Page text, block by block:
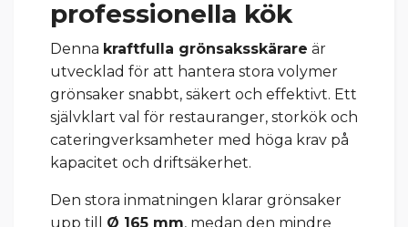
professionella kök
Denna kraftfulla grönsaksskärare är
utvecklad för att hantera stora volymer
grönsaker snabbt, säkert och effektivt. Ett
självklart val för restauranger, storkök och
cateringverksamheter med höga krav på
kapacitet och driftsäkerhet.
Den stora inmatningen klarar grönsaker
upp till Ø 165 mm, medan den mindre